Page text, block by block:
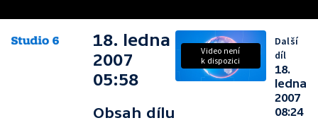
18. ledna
2007
05:58
Obsah dílu
Video není
k dispozici
Další
díl
18.
ledna
2007
08:24